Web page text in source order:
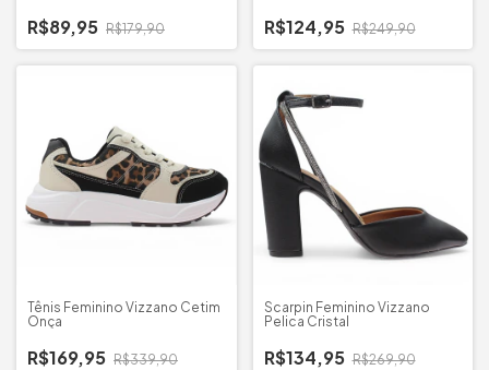
R$89,95 R$179,90 R$124,95 R$249,90
Tênis Feminino Vizzano Cetim
Onça
R$169,95 R$339,90
Scarpin Feminino Vizzano
Pelica Cristal
R$134,95 R$269,90